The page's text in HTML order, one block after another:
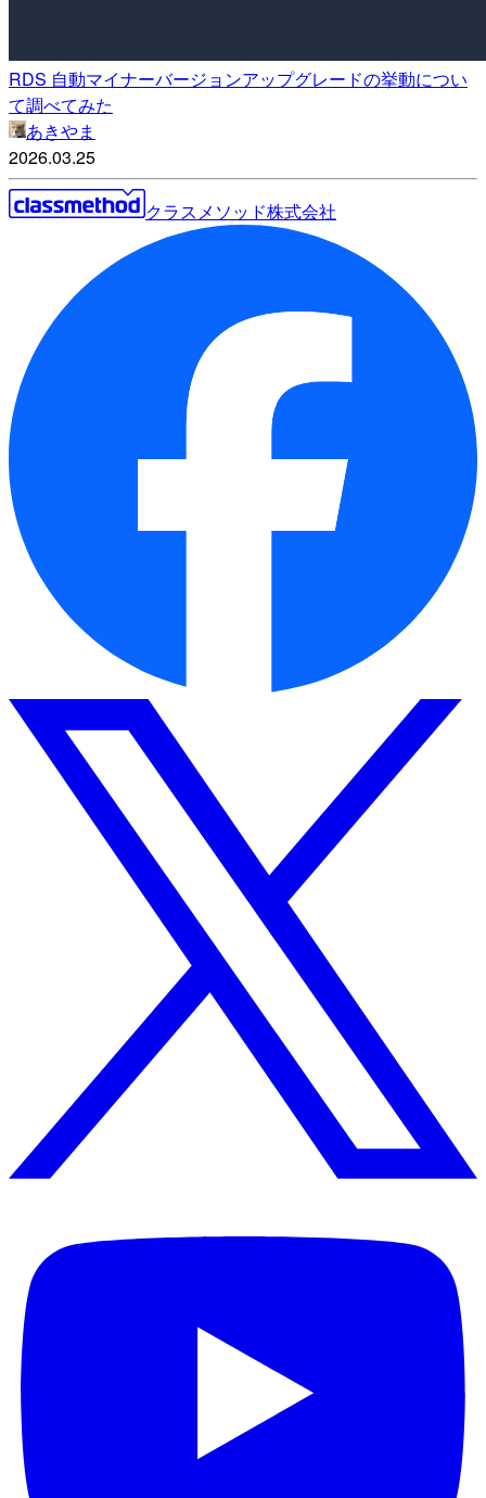
RDS 自動マイナーバージョンアップグレードの挙動につい
て調べてみた
あきやま
2026.03.25
クラスメソッド株式会社